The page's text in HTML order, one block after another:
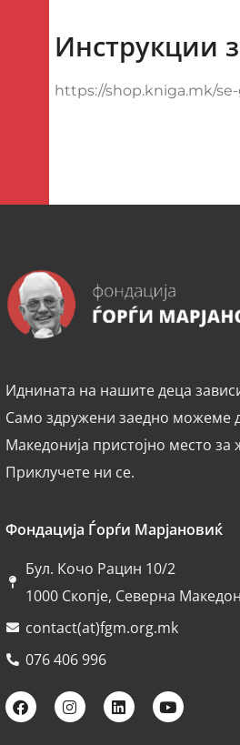
Инструкции
https://shop.kniga.mk/
Иднината на нашите деца
Само здружени заедно можеме
Македонија пристојно место
Приклучете ни се.
Фондација Ѓорѓи Марјановиќ
Бул. Кочо Рацин 10/2
1000 Скопје, Северна
contact(at)fgm.org.mk
076 406 996